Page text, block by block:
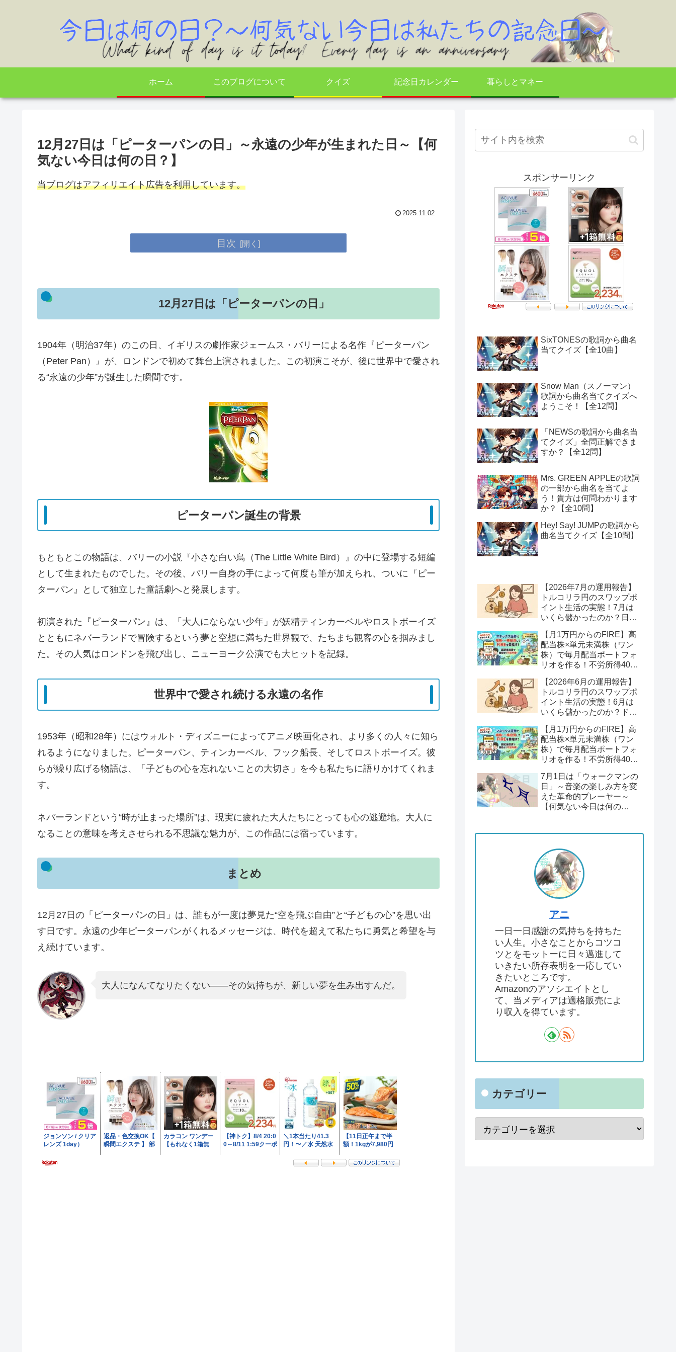
ホーム このブログについて クイズ 記念日カレンダー 暮らしとマネー
12月27日は「ピーターパンの日」～永遠の少年が生まれた日～【何
気ない今日は何の日？】
当ブログはアフィリエイト広告を利用しています。
2025.11.02
目次
12月27日は「ピーターパンの日」
1904年（明治37年）のこの日、イギリスの劇作家ジェームス・バリーによる名作『ピーターパン
（Peter Pan）』が、ロンドンで初めて舞台上演されました。この初演こそが、後に世界中で愛され
る“永遠の少年”が誕生した瞬間です。
ピーターパン誕生の背景
もともとこの物語は、バリーの小説『小さな白い鳥（The Little White Bird）』の中に登場する短編
として生まれたものでした。その後、バリー自身の手によって何度も筆が加えられ、ついに『ピー
ターパン』として独立した童話劇へと発展します。
初演された『ピーターパン』は、「大人にならない少年」が妖精ティンカーベルやロストボーイズ
とともにネバーランドで冒険するという夢と空想に満ちた世界観で、たちまち観客の心を掴みまし
た。その人気はロンドンを飛び出し、ニューヨーク公演でも大ヒットを記録。
世界中で愛され続ける永遠の名作
1953年（昭和28年）にはウォルト・ディズニーによってアニメ映画化され、より多くの人々に知ら
れるようになりました。ピーターパン、ティンカーベル、フック船長、そしてロストボーイズ。彼
らが繰り広げる物語は、「子どもの心を忘れないことの大切さ」を今も私たちに語りかけてくれま
す。
ネバーランドという“時が止まった場所”は、現実に疲れた大人たちにとっても心の逃避地。大人に
なることの意味を考えさせられる不思議な魅力が、この作品には宿っています。
まとめ
12月27日の「ピーターパンの日」は、誰もが一度は夢見た“空を飛ぶ自由”と“子どもの心”を思い出
す日です。永遠の少年ピーターパンがくれるメッセージは、時代を超えて私たちに勇気と希望を与
え続けています。
大人になんてなりたくない――その気持ちが、新しい夢を生み出すんだ。
スポンサーリンク
SixTONESの歌詞から曲名
当てクイズ【全10曲】
Snow Man（スノーマン）
歌詞から曲名当てクイズへ
ようこそ！【全12問】
「NEWSの歌詞から曲名当
てクイズ」全問正解できま
すか？【全12問】
Mrs. GREEN APPLEの歌詞
の一部から曲名を当てよ
う！貴方は何問わかります
か？【全10問】
Hey! Say! JUMPの歌詞から
曲名当てクイズ【全10問】
【2026年7月の運用報告】
トルコリラ円のスワップポ
イント生活の実態！7月は
いくら儲かったのか？日本
へ一歩進んだ？
【月1万円からのFIRE】高
配当株×単元未満株（ワン
株）で毎月配当ポートフォ
リオを作る！不労所得400
回】
【2026年6月の運用報告】
トルコリラ円のスワップポ
イント生活の実態！6月は
いくら儲かったのか？ドル
【月1万円からのFIRE】高
配当株×単元未満株（ワン
株）で毎月配当ポートフォ
リオを作る！不労所得400
回】
7月1日は「ウォークマンの
日」～音楽の楽しみ方を変
えた革命的プレーヤー～
【何気ない今日は何の
アニ
一日一日感謝の気持ちを持ちた
い人生。小さなことからコツコ
ツとをモットーに日々邁進して
いきたい所存表明を一応してい
きたいところです。
Amazonのアソシエイトとし
て、当メディアは適格販売によ
り収入を得ています。
カテゴリー